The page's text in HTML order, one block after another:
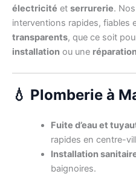
électricité et serrurerie.
interventions rapides, fiables
transparents, que ce soit
installation ou une
💧 Plomberie à
Fuite d’eau et
rapides en centre-
Installation
baignoires.